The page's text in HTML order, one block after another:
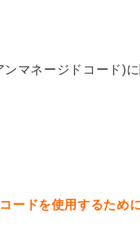
ンマネージドコード)
ードを使用するため